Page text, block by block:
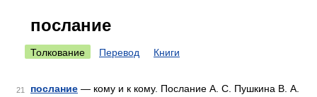
послание
Толкование Перевод Книги
21 послание — кому и к кому. Послание А. С. Пушкина В. А.